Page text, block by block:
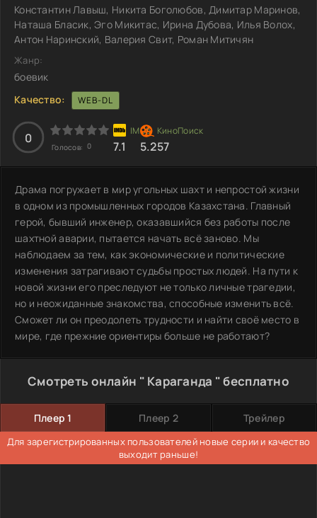
Константин Лавыш, Никита Боголюбов, Димитар Маринов,
Наташа Бласик, Эго Микитас, Ирина Дубова, Илья Волох,
Антон Наринский, Валерия Свит, Роман Митичян
Жанр:
боевик
Качество:
WEB-DL
0
Голосов: 0 7.1 5.257
Драма погружает в мир угольных шахт и непростой жизни
в одном из промышленных городов Казахстана. Главный
герой, бывший инженер, оказавшийся без работы после
шахтной аварии, пытается начать всё заново. Мы
наблюдаем за тем, как экономические и политические
изменения затрагивают судьбы простых людей. На пути к
новой жизни его преследуют не только личные трагедии,
но и неожиданные знакомства, способные изменить всё.
Сможет ли он преодолеть трудности и найти своё место в
мире, где прежние ориентиры больше не работают?
Смотреть онлайн " Караганда " бесплатно
Плеер 1 Плеер 2 Трейлер
Для зарегистрированных пользователей новые серии и качество
выходит раньше!